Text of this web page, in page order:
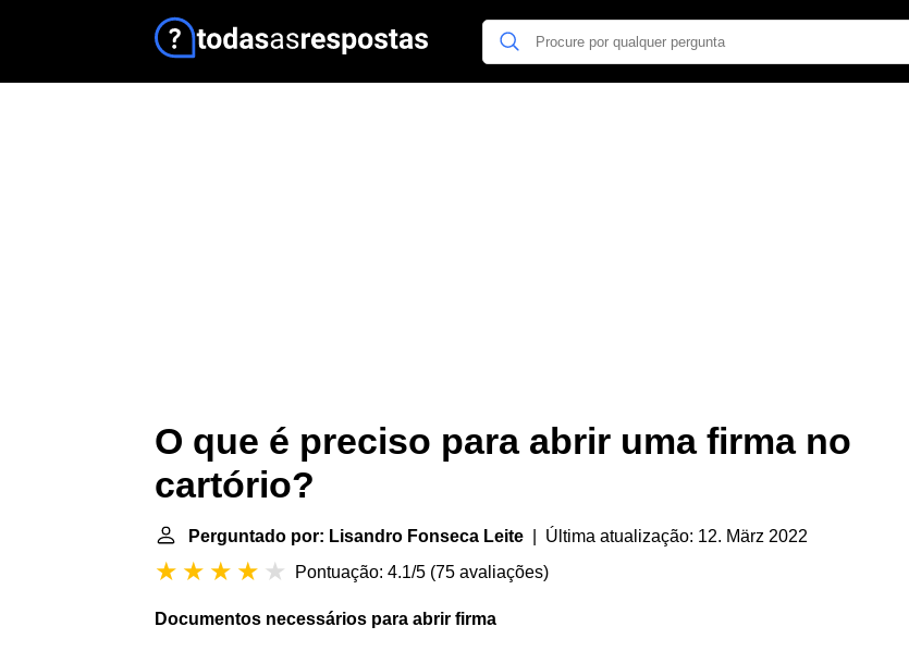
O que é preciso para abrir uma firma no
cartório?
Perguntado por: Lisandro Fonseca Leite | Última atualização: 12. März 2022
Pontuação: 4.1/5 (75 avaliações)
Documentos necessários para abrir firma